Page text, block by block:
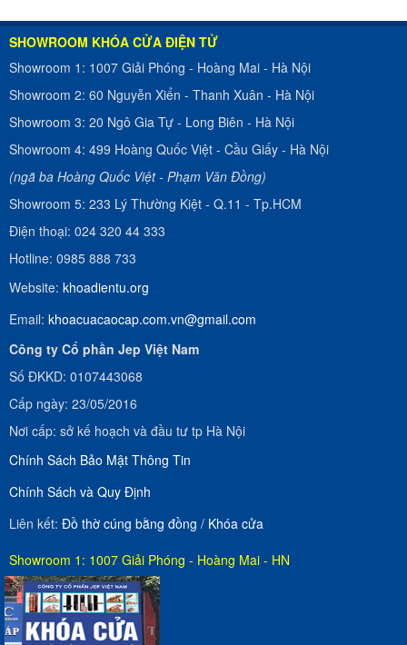
SHOWROOM KHÓA CỬA ĐIỆN TỬ
Showroom 1: 1007 Giải Phóng - Hoàng Mai - Hà Nội
Showroom 2: 60 Nguyễn Xiển - Thanh Xuân - Hà Nội
Showroom 3: 20 Ngô Gia Tự - Long Biên - Hà Nội
Showroom 4: 499 Hoàng Quốc Việt - Cầu Giấy - Hà Nội
(ngã ba Hoàng Quốc Việt - Phạm Văn Đồng)
Showroom 5: 233 Lý Thường Kiệt - Q.11 - Tp.HCM
Điện thoại: 024 320 44 333
Hotline: 0985 888 733
Website: khoadientu.org
Email: khoacuacaocap.com.vn@gmail.com
Công ty Cổ phần Jep Việt Nam
Số ĐKKD: 0107443068
Cấp ngày: 23/05/2016
Nơi cấp: sở kế hoạch và đầu tư tp Hà Nội
Chính Sách Bảo Mật Thông Tin
Chính Sách và Quy Định
Liên kết: Đồ thờ cúng bằng đồng / Khóa cửa
Showroom 1: 1007 Giải Phóng - Hoàng Mai - HN